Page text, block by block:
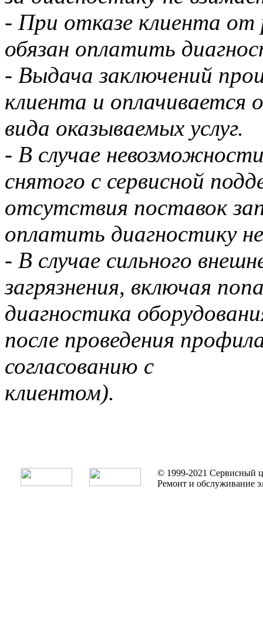
- При отказе клиента от
обязан оплатить
- Выдача заключений
клиента и оплачивается
вида оказываемых услуг.
- В случае
снятого с сервисной
отсутствия поставок
оплатить диагностику
- В случае сильного
загрязнения, включая
диагностика
после проведения
согласованию с
клиентом).
© 1999-2021 Сервисный
Ремонт и обслуживание